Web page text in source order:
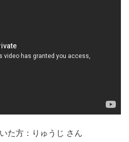
た方：りゅうじ さん